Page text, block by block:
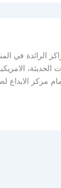
الرائدة في
مركز الابداع